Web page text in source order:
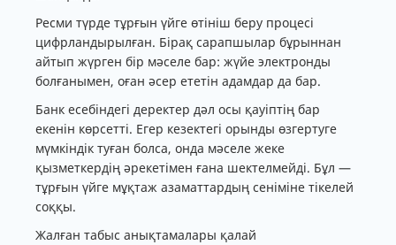
Ресми түрде тұрғын үйге өтініш беру процесі
цифрландырылған. Бірақ сарапшылар бұрыннан
айтып жүрген бір мәселе бар: жүйе электронды
болғанымен, оған әсер ететін адамдар да бар.
Банк есебіндегі деректер дәл осы қауіптің бар
екенін көрсетті. Егер кезектегі орынды өзгертуге
мүмкіндік туған болса, онда мәселе жеке
қызметкердің әрекетімен ғана шектелмейді. Бұл —
тұрғын үйге мұқтаж азаматтардың сеніміне тікелей
соққы.
Жалған табыс анықтамалары қалай